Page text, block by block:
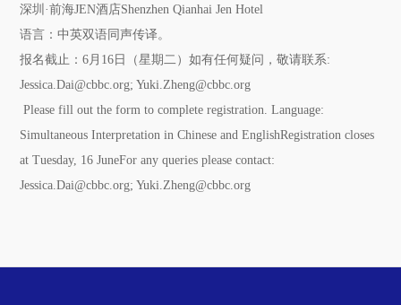
深圳·前海JEN酒店Shenzhen Qianhai Jen Hotel
语言：中英双语同声传译。
报名截止：6月16日（星期二）如有任何疑问，敬请联系:
Jessica.Dai@cbbc.org; Yuki.Zheng@cbbc.org
Please fill out the form to complete registration. Language:
Simultaneous Interpretation in Chinese and EnglishRegistration closes
at Tuesday, 16 JuneFor any queries please contact:
Jessica.Dai@cbbc.org; Yuki.Zheng@cbbc.org